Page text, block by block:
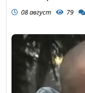
08 август 79